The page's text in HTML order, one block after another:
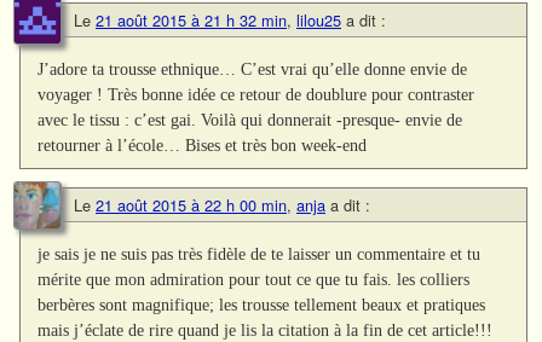
Le 21 août 2015 à 21 h 32 min, lilou25 a dit :
J’adore ta trousse ethnique… C’est vrai qu’elle donne envie de
voyager ! Très bonne idée ce retour de doublure pour contraster
avec le tissu : c’est gai. Voilà qui donnerait -presque- envie de
retourner à l’école… Bises et très bon week-end
Le 21 août 2015 à 22 h 00 min, anja a dit :
je sais je ne suis pas très fidèle de te laisser un commentaire et tu
mérite que mon admiration pour tout ce que tu fais. les colliers
berbères sont magnifique; les trousse tellement beaux et pratiques
mais j’éclate de rire quand je lis la citation à la fin de cet article!!!